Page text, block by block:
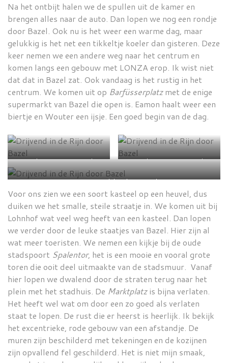
Na het ontbijt halen we de spullen uit de kamer en
brengen alles naar de auto. Dan lopen we nog een rondje
door Bazel. Ook nu is het weer een warme dag, maar
gelukkig is het net een tikkeltje koeler dan gisteren. Deze
keer nemen we een andere weg naar het centrum en
komen langs een gebouw met LONZA erop. Ik wist niet
dat dat in Bazel zat. Ook vandaag is het rustig in het
centrum. We komen uit op Barfüsserplatzmet de enige
supermarkt van Bazel die open is. Eamon haalt weer een
biertje en Wouter een ijsje. Een goed begin van de dag.
Leuke straten in Bazel Leuke straten in Bazel
Samen wandelen door Bazel
Voor ons zien we een soort kasteel op een heuvel, dus
duiken we het smalle, steile straatje in. We komen uit bij
Lohnhof wat veel weg heeft van een kasteel. Dan lopen
we verder door de leuke staatjes van Bazel. Hier zijn al
wat meer toeristen. We nemen een kijkje bij de oude
stadspoort Spalentor, het is een mooie en vooral grote
toren die ooit deel uitmaakte van de stadsmuur. Vanaf
hier lopen we dwalend door de straten terug naar het
plein met het stadhuis. De Marktplatzis bijna verlaten.
Het heeft wel wat om door een zo goed als verlaten
staat te lopen. De rust die er heerst is heerlijk. Ik bekijk
het excentrieke, rode gebouw van een afstandje. De
muren zijn beschilderd met tekeningen en de kozijnen
zijn opvallend fel geschilderd. Het is niet mijn smaak,